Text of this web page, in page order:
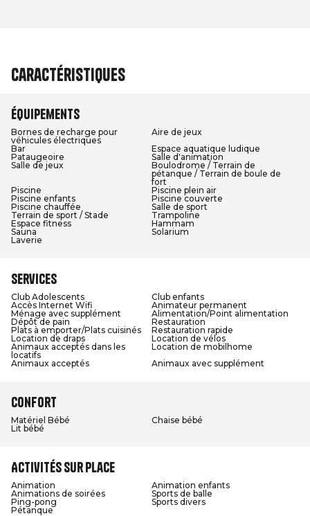
Caractéristiques
Équipements
Bornes de recharge pour
véhicules électriques
Aire de jeux
Bar
Espace aquatique ludique
Pataugeoire
Salle d'animation
Salle de jeux
Boulodrome / Terrain de
pétanque / Terrain de boule de
fort
Piscine
Piscine plein air
Piscine enfants
Piscine couverte
Piscine chauffée
Salle de sport
Terrain de sport / Stade
Trampoline
Espace fitness
Hammam
Sauna
Solarium
Laverie
Services
Club Adolescents
Club enfants
Accès Internet Wifi
Animateur permanent
Ménage avec supplément
Alimentation/Point alimentation
Dépôt de pain
Restauration
Plats à emporter/Plats cuisinés
Restauration rapide
Location de draps
Location de vélos
Animaux acceptés dans les
locatifs
Location de mobilhome
Animaux acceptés
Animaux avec supplément
Confort
Matériel Bébé
Chaise bébé
Lit bébé
Activités sur place
Animation
Animation enfants
Animations de soirées
Sports de balle
Ping-pong
Sports divers
Pétanque